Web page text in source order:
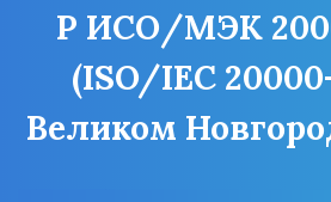
Р ИСО/МЭК
(ISO/IEC
Великом